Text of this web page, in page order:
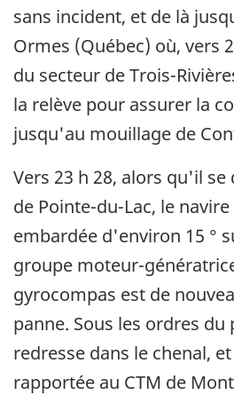
sans incident, et de là
Ormes (Québec) où, vers
du secteur de Trois-
la relève pour assurer la
jusqu'au mouillage de
Vers 23 h 28, alors qu'il
de Pointe-du-Lac, le
embardée d'environ 15 °
groupe moteur-
gyrocompas est de
panne. Sous les ordres du
redresse dans le chenal,
rapportée au CTM de